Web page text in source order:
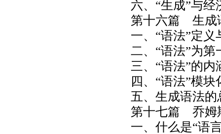
六、“生成”与经
第十六篇 生成
一、“语法”定义
二、“语法”为第
三、“语法”的内
四、“语法”模块
五、生成语法的
第十七篇 乔姆
一、什么是“语